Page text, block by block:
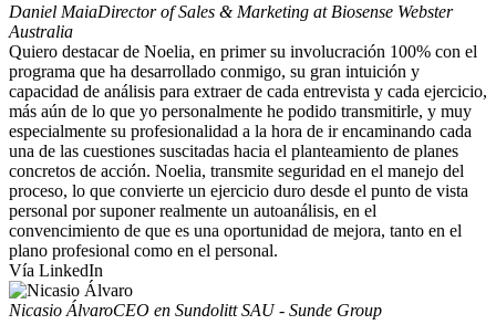
Daniel MaiaDirector of Sales & Marketing at Biosense Webster
Australia
Quiero destacar de Noelia, en primer su involucración 100% con el
programa que ha desarrollado conmigo, su gran intuición y
capacidad de análisis para extraer de cada entrevista y cada ejercicio,
más aún de lo que yo personalmente he podido transmitirle, y muy
especialmente su profesionalidad a la hora de ir encaminando cada
una de las cuestiones suscitadas hacia el planteamiento de planes
concretos de acción. Noelia, transmite seguridad en el manejo del
proceso, lo que convierte un ejercicio duro desde el punto de vista
personal por suponer realmente un autoanálisis, en el
convencimiento de que es una oportunidad de mejora, tanto en el
plano profesional como en el personal.
Vía LinkedIn
Nicasio ÁlvaroCEO en Sundolitt SAU - Sunde Group